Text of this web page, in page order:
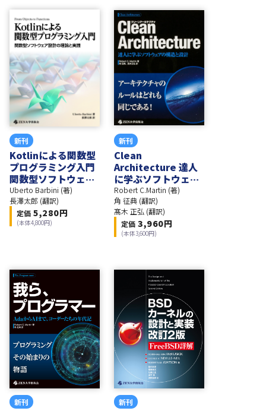
新刊
Kotlinによる関数型
プログラミング入門
関数型ソフトウェア
設計の理論と実践
Uberto Barbini (著)
長澤太郎 (翻訳)
定価 5,280円
(本体4,800円)
新刊
Clean
Architecture 達人
に学ぶソフトウェア
の構造と設計
Robert C.Martin (著)
角 征典 (翻訳)
髙木 正弘 (翻訳)
定価 3,960円
(本体3,600円)
新刊 新刊